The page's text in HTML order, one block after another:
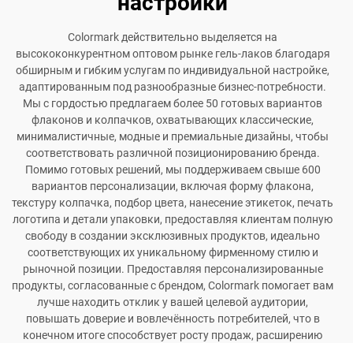
Colormark действительно выделяется на
высококонкурентном оптовом рынке гель-лаков благодаря
обширным и гибким услугам по индивидуальной настройке,
адаптированным под разнообразные бизнес-потребности.
Мы с гордостью предлагаем более 50 готовых вариантов
флаконов и колпачков, охватывающих классические,
минималистичные, модные и премиальные дизайны, чтобы
соответствовать различной позиционированию бренда.
Помимо готовых решений, мы поддерживаем свыше 600
вариантов персонализации, включая форму флакона,
текстуру колпачка, подбор цвета, нанесение этикеток, печать
логотипа и детали упаковки, предоставляя клиентам полную
свободу в создании эксклюзивных продуктов, идеально
соответствующих их уникальному фирменному стилю и
рыночной позиции. Предоставляя персонализированные
продукты, согласованные с брендом, Colormark помогает вам
лучше находить отклик у вашей целевой аудитории,
повышать доверие и вовлечённость потребителей, что в
конечном итоге способствует росту продаж, расширению